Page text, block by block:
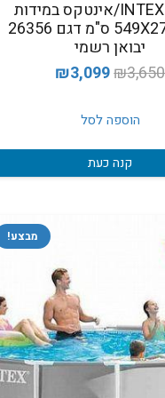
בריכת INTEX/אינטקס במידות
549X274X132 ס"מ דגם 26356
יבואן רשמי
₪3,650
המחיר
היה:
₪3,650.
₪3,099
המחיר
₪3,099.
הוספה לסל
קנה כעת
מבצע!